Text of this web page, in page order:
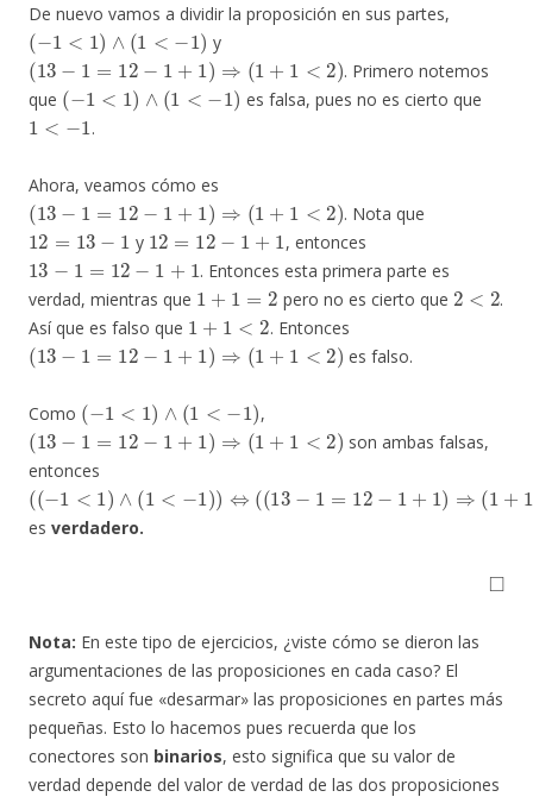
De nuevo vamos a dividir la proposición en sus partes,
(−1<1)∧ 1<−1)
y
(13− 1 =12 − 1+ 1) (1+1 2)
. Primero notemos
que
(− 1 )∧( <− 1
es falsa, pues no es cierto que
1<−1
.
Ahora, veamos cómo es
(13−1 =12−1+1)⇒(1+ 2)
. Nota que
12= 13−
y
12= 12− + 1
, entonces
13 =12 −1 + 1
. Entonces esta primera parte es
verdad, mientras que
1 +1=2
pero no es cierto que
2
.
Así que es falso que
1+ 1 <2
. Entonces
(13−1=12−1+ 1)⇒ (1 + 1< 2)
es falso.
Como
(− ∧ −
,
(13−1 = 12 −1 +1 ) ⇒(1 +1 2)
son ambas falsas,
entonces
((−1<1)∧ ( − 13 = 12 1
es verdadero.
◻
Nota: En este tipo de ejercicios, ¿viste cómo se dieron las
argumentaciones de las proposiciones en cada caso? El
secreto aquí fue «desarmar» las proposiciones en partes más
pequeñas. Esto lo hacemos pues recuerda que los
conectores son binarios, esto significa que su valor de
verdad depende del valor de verdad de las dos proposiciones